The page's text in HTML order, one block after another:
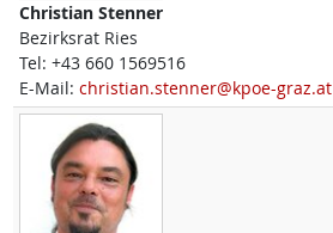
Christian Stenner
Bezirksrat Ries
Tel: +43 660 1569516
E-Mail: christian.stenner@kpoe-graz.at